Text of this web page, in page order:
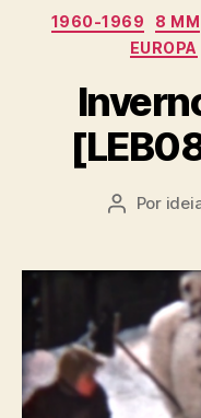
1960-1969 8 MM
EUROPA
Autor
Por